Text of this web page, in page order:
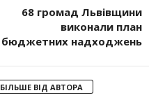
68 громад Львівщини
виконали план
бюджетних надходжень
БІЛЬШЕ ВІД АВТОРА